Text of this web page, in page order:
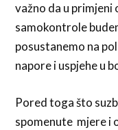
važno da u
samokontrole
posustanemo na
napore i uspjehe u
Pored toga što
spomenute mjere i